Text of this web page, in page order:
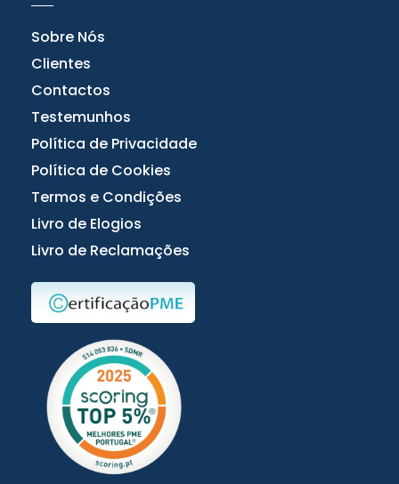
Sobre Nós
Clientes
Contactos
Testemunhos
Política de Privacidade
Política de Cookies
Termos e Condições
Livro de Elogios
Livro de Reclamações